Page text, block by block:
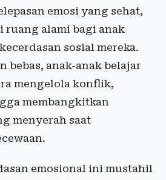
emosi yang sehat,
ruang alami bagi anak
sosial mereka.
bebas, anak-anak belajar
mengelola konflik,
membangkitkan
menyerah saat
emosional ini mustahil